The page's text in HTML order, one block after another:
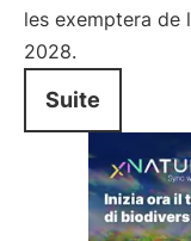
les exemptera de
2028.
Suite